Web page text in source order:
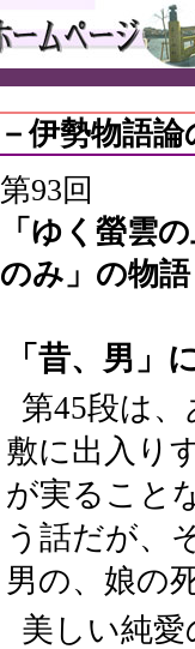
－伊勢物語
第93回
「ゆく螢雲
のみ」の物
「昔、男」
第45段は
敷に出入り
が実ること
う話だが、
男の、娘の
美しい純